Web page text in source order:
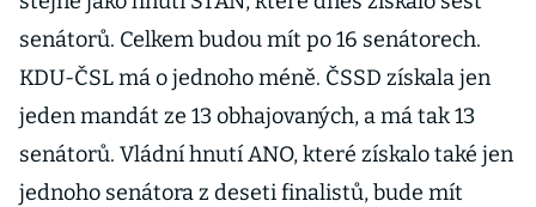
senátorů. Celkem budou mít po 16 senátorech.
KDU-ČSL má o jednoho méně. ČSSD získala jen
jeden mandát ze 13 obhajovaných, a má tak 13
senátorů. Vládní hnutí ANO, které získalo také jen
jednoho senátora z deseti finalistů, bude mít